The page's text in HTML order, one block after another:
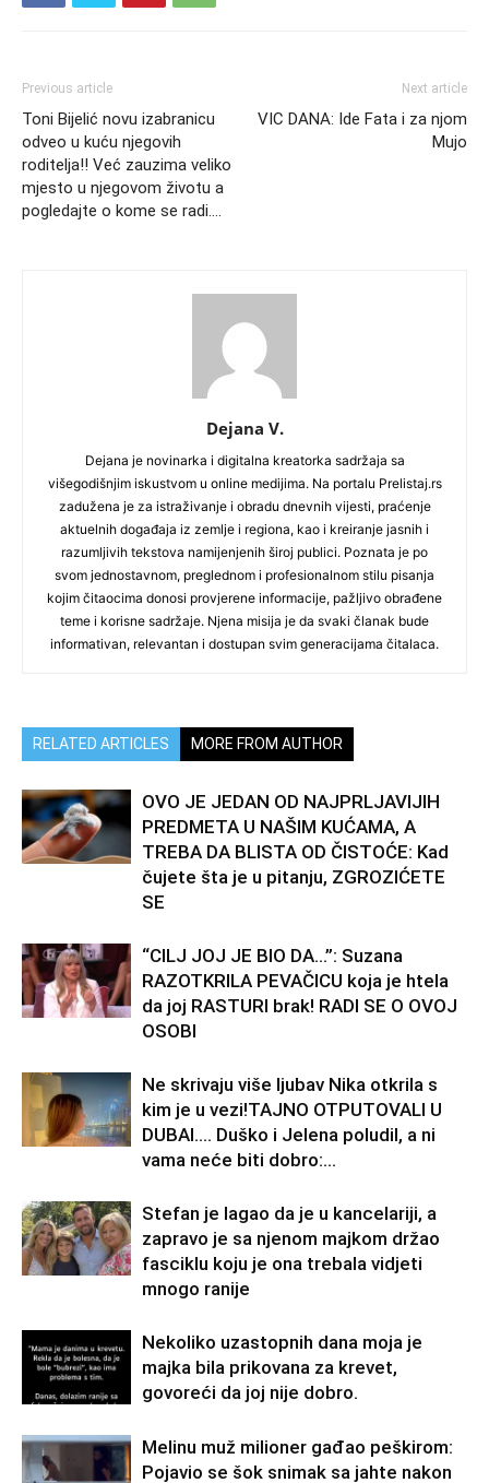
Previous article
Toni Bijelić novu izabranicu
odveo u kuću njegovih
roditelja!! Već zauzima veliko
mjesto u njegovom životu a
pogledajte o kome se radi….
Next article
VIC DANA: Ide Fata i za njom
Mujo
Dejana V.
Dejana je novinarka i digitalna kreatorka sadržaja sa
višegodišnjim iskustvom u online medijima. Na portalu Prelistaj.rs
zadužena je za istraživanje i obradu dnevnih vijesti, praćenje
aktuelnih događaja iz zemlje i regiona, kao i kreiranje jasnih i
razumljivih tekstova namijenjenih široj publici. Poznata je po
svom jednostavnom, preglednom i profesionalnom stilu pisanja
kojim čitaocima donosi provjerene informacije, pažljivo obrađene
teme i korisne sadržaje. Njena misija je da svaki članak bude
informativan, relevantan i dostupan svim generacijama čitalaca.
RELATED ARTICLES MORE FROM AUTHOR
OVO JE JEDAN OD NAJPRLJAVIJIH
PREDMETA U NAŠIM KUĆAMA, A
TREBA DA BLISTA OD ČISTOĆE: Kad
čujete šta je u pitanju, ZGROZIĆETE
SE
“CILJ JOJ JE BIO DA…”: Suzana
RAZOTKRILA PEVAČICU koja je htela
da joj RASTURI brak! RADI SE O OVOJ
OSOBI
Ne skrivaju više ljubav Nika otkrila s
kim je u vezi!TAJNO OTPUTOVALI U
DUBAI…. Duško i Jelena poludil, a ni
vama neće biti dobro:...
Stefan je lagao da je u kancelariji, a
zapravo je sa njenom majkom držao
fasciklu koju je ona trebala vidjeti
mnogo ranije
Nekoliko uzastopnih dana moja je
majka bila prikovana za krevet,
govoreći da joj nije dobro.
Melinu muž milioner gađao peškirom:
Pojavio se šok snimak sa jahte nakon